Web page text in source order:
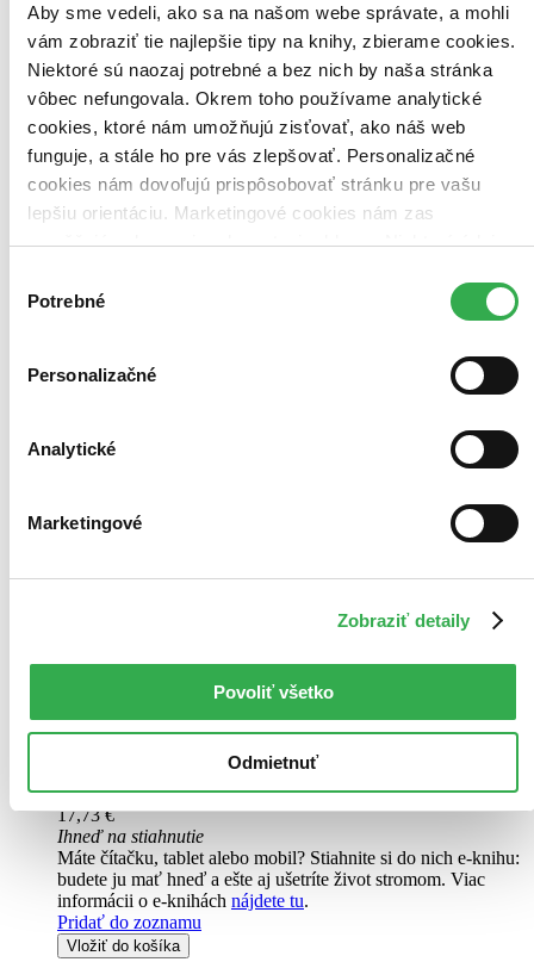
Aby sme vedeli, ako sa na našom webe správate, a mohli
vám zobraziť tie najlepšie tipy na knihy, zbierame cookies.
Niektoré sú naozaj potrebné a bez nich by naša stránka
vôbec nefungovala. Okrem toho používame analytické
cookies, ktoré nám umožňujú zisťovať, ako náš web
funguje, a stále ho pre vás zlepšovať. Personalizačné
cookies nám dovoľujú prispôsobovať stránku pre vašu
lepšiu orientáciu. Marketingové cookies nám zas
umožňujú zobrazenie relevantnej reklamy. Niektoré údaje
keby sme mohli používať všetky tieto cookies. Ďakujeme!
súhlasu
Potrebné
Personalizačné
Analytické
Marketingové
Zobraziť detaily
Povoliť všetko
Odmietnuť
E-kniha
Metrem v Oslu otřese smrtící výbuch. A to je teprve začátek.
další exploze. Město zachvátí panika, hranice se uzavírají a policie
E-kniha PDF EPUB MOBI
17,73 €
Ihneď na stiahnutie
Máte čítačku, tablet alebo mobil? Stiahnite si do nich e-knihu:
budete ju mať hneď a ešte aj ušetríte život stromom. Viac
informácii o e-knihách nájdete tu.
Pridať do zoznamu
Vložiť do košíka